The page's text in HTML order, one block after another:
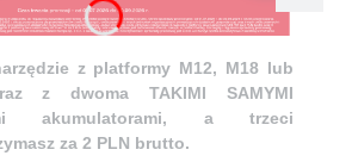
z platformy M12, M18 lub
z dwoma TAKIMI SAMYMI
akumulatorami, a trzeci
za 2 PLN brutto.